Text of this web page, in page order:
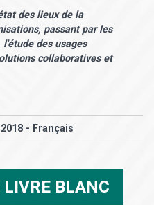
des lieux de la
passant par les
des usages
collaboratives et
- Français
LIVRE BLANC